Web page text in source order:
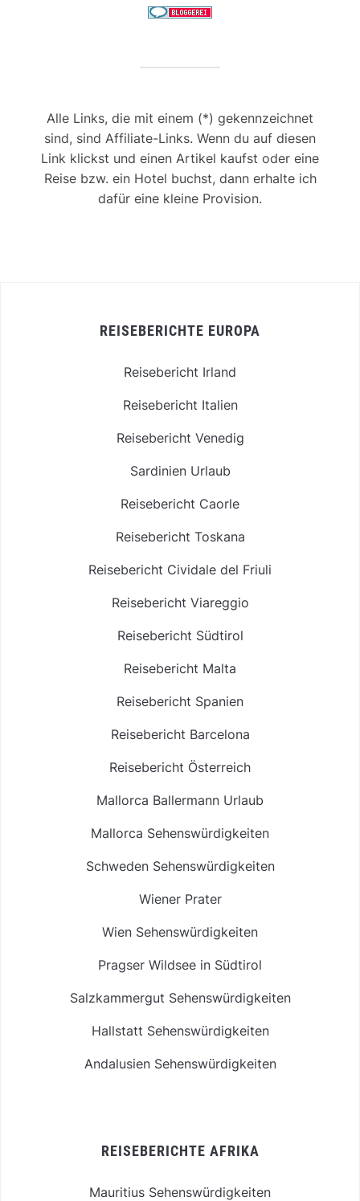
Alle Links, die mit einem (*) gekennzeichnet
sind, sind Affiliate-Links. Wenn du auf diesen
Link klickst und einen Artikel kaufst oder eine
Reise bzw. ein Hotel buchst, dann erhalte ich
dafür eine kleine Provision.
REISEBERICHTE EUROPA
Reisebericht Irland
Reisebericht Italien
Reisebericht Venedig
Sardinien Urlaub
Reisebericht Caorle
Reisebericht Toskana
Reisebericht Cividale del Friuli
Reisebericht Viareggio
Reisebericht Südtirol
Reisebericht Malta
Reisebericht Spanien
Reisebericht Barcelona
Reisebericht Österreich
Mallorca Ballermann Urlaub
Mallorca Sehenswürdigkeiten
Schweden Sehenswürdigkeiten
Wiener Prater
Wien Sehenswürdigkeiten
Pragser Wildsee in Südtirol
Salzkammergut Sehenswürdigkeiten
Hallstatt Sehenswürdigkeiten
Andalusien Sehenswürdigkeiten
REISEBERICHTE AFRIKA
Mauritius Sehenswürdigkeiten